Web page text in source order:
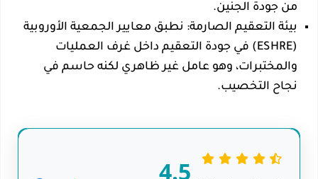
من جودة الجنين.
بيئة التعقيم الصارمة: نطبق معايير الجمعية الأوروبية
(ESHRE) في جودة التعقيم داخل غرف العمليات
والمختبرات، وهو عامل غير ظاهري لكنه حاسم في
نجاح التخصيب.
4.5